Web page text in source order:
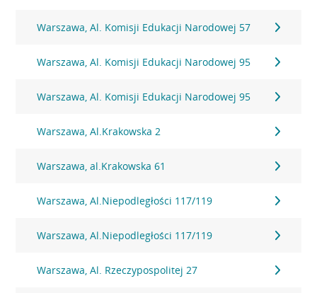
Warszawa, Al. Komisji Edukacji Narodowej 57
Warszawa, Al. Komisji Edukacji Narodowej 95
Warszawa, Al. Komisji Edukacji Narodowej 95
Warszawa, Al.Krakowska 2
Warszawa, al.Krakowska 61
Warszawa, Al.Niepodległości 117/119
Warszawa, Al.Niepodległości 117/119
Warszawa, Al. Rzeczypospolitej 27